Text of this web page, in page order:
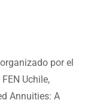
por el
Uchile,
Annuities: A